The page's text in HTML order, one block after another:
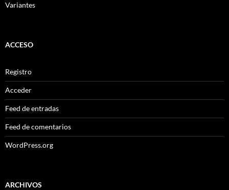
Variantes
ACCESO
Registro
Acceder
Feed de entradas
Feed de comentarios
WordPress.org
ARCHIVOS